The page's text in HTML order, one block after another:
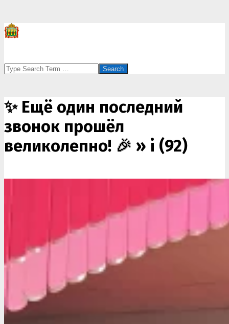
Search
✨ Ещё один последний
звонок прошёл
великолепно! 🎉 » i (92)